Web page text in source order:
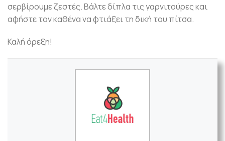
σερβίρουμε ζεστές. Βάλτε δίπλα τις γαρνιτούρες και
αφήστε τον καθένα να φτιάξει τη δική του πίτσα.
Καλή όρεξη!